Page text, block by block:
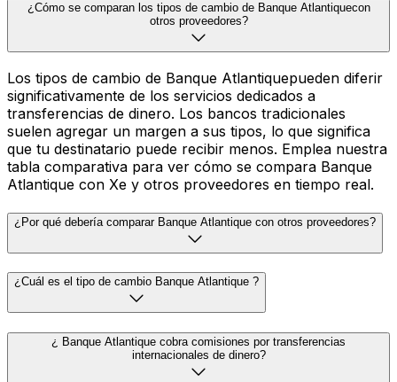
¿Cómo se comparan los tipos de cambio de Banque Atlantiquecon
otros proveedores?
Los tipos de cambio de Banque Atlantiquepueden diferir
significativamente de los servicios dedicados a
transferencias de dinero. Los bancos tradicionales
suelen agregar un margen a sus tipos, lo que significa
que tu destinatario puede recibir menos. Emplea nuestra
tabla comparativa para ver cómo se compara Banque
Atlantique con Xe y otros proveedores en tiempo real.
¿Por qué debería comparar Banque Atlantique con otros proveedores?
¿Cuál es el tipo de cambio Banque Atlantique ?
¿ Banque Atlantique cobra comisiones por transferencias
internacionales de dinero?